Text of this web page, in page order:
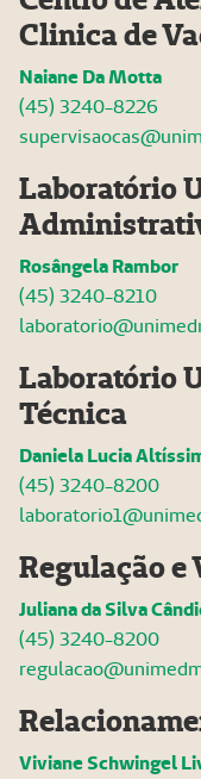
Clinica de
Naiane Da Motta
(45) 3240-8226
Laboratório
Rosângela Rambor
(45) 3240-8210
Laboratório
Técnica
Daniela Lucia
(45) 3240-8200
Regulação e
Juliana da Silva
(45) 3240-8200
Viviane Schwingel